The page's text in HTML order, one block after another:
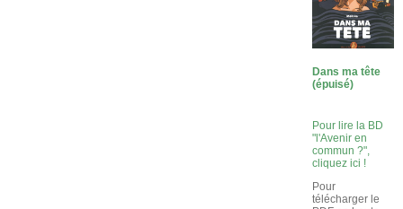
Dans ma tête
(épuisé)
Pour lire la BD
"l'Avenir en
commun ?",
cliquez ici !
Pour
télécharger le